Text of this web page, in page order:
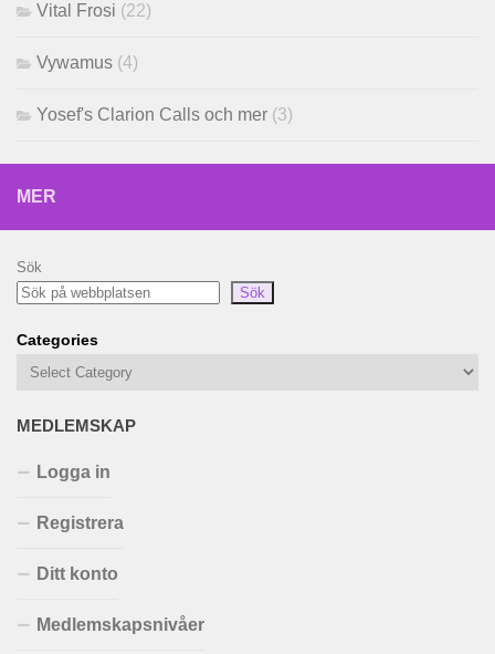
Vital Frosi (22)
Vywamus (4)
Yosef's Clarion Calls och mer (3)
MER
Sök
Sök
Categories
MEDLEMSKAP
Logga in
Registrera
Ditt konto
Medlemskapsnivåer